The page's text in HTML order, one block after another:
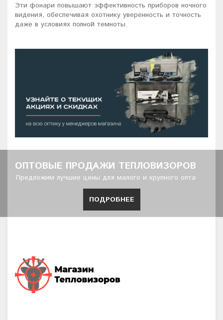
Эти фонари повышают эффективность приборов ночного
видения, обеспечивая охотнику уверенность и точность
даже в условиях полной темноты.
ОПТОВЫЕ ПРОДАЖИ ТЕПЛОВИЗОРОВ
Предложим лучшие цены для малого и крупного опта
ПОДРОБНЕЕ